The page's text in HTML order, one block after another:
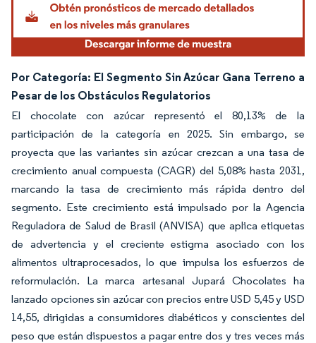
Por Categoría: El Segmento Sin Azúcar Gana Terreno a
Pesar de los Obstáculos Regulatorios
El chocolate con azúcar representó el 80,13% de la
participación de la categoría en 2025. Sin embargo, se
proyecta que las variantes sin azúcar crezcan a una tasa de
crecimiento anual compuesta (CAGR) del 5,08% hasta 2031,
marcando la tasa de crecimiento más rápida dentro del
segmento. Este crecimiento está impulsado por la Agencia
Reguladora de Salud de Brasil (ANVISA) que aplica etiquetas
de advertencia y el creciente estigma asociado con los
alimentos ultraprocesados, lo que impulsa los esfuerzos de
reformulación. La marca artesanal Jupará Chocolates ha
lanzado opciones sin azúcar con precios entre USD 5,45 y USD
14,55, dirigidas a consumidores diabéticos y conscientes del
peso que están dispuestos a pagar entre dos y tres veces más